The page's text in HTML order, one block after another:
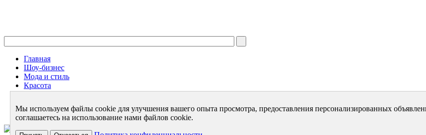
Главная
Шоу-бизнес
Мода и стиль
Красота
Дом и семья
Архив
2001-2026
Мы используем файлы cookie для улучшения вашего опыта просмотра, предоставления персонализированных
соглашаетесь на использование нами файлов cookie.